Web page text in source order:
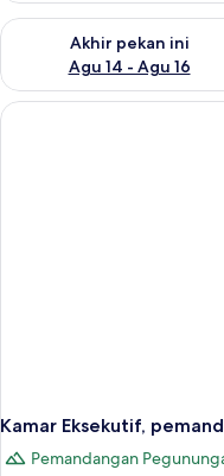
Akhir pekan ini
Agu 14 - Agu 16
Periksa ketersediaan
Kamar Eksekutif,
Pemandangan